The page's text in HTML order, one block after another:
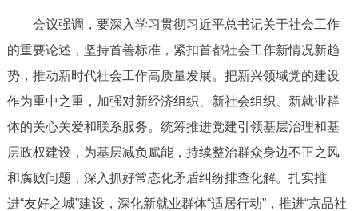
会议强调，要深入学习贯彻习近平总书记关于社会工作
的重要论述，坚持首善标准，紧扣首都社会工作新情况新趋
势，推动新时代社会工作高质量发展。把新兴领域党的建设
作为重中之重，加强对新经济组织、新社会组织、新就业群
体的关心关爱和联系服务。统筹推进党建引领基层治理和基
层政权建设，为基层减负赋能，持续整治群众身边不正之风
和腐败问题，深入抓好常态化矛盾纠纷排查化解。扎实推
进“友好之城”建设，深化新就业群体“适居行动”，推进“京品社